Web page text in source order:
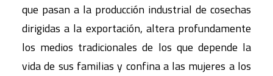
que pasan a la producción industrial de cosechas
dirigidas a la exportación, altera profundamente
los medios tradicionales de los que depende la
vida de sus familias y confina a las mujeres a los